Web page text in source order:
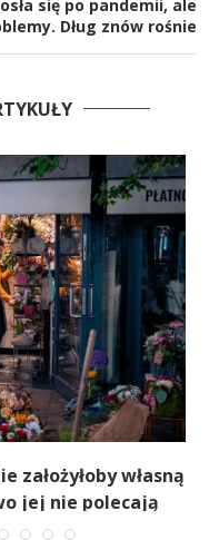
się po pandemii, ale
Dług znów rośnie
założyłoby własną
jej nie polecają